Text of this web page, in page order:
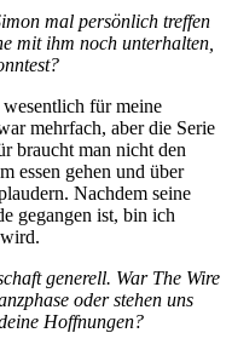
mal persönlich treffen
mit ihm noch unterhalten,
für meine
mehrfach, aber die Serie
braucht man nicht den
essen gehen und über
Nachdem seine
gegangen ist, bin ich
generell. War The Wire
oder stehen uns
Hoffnungen?